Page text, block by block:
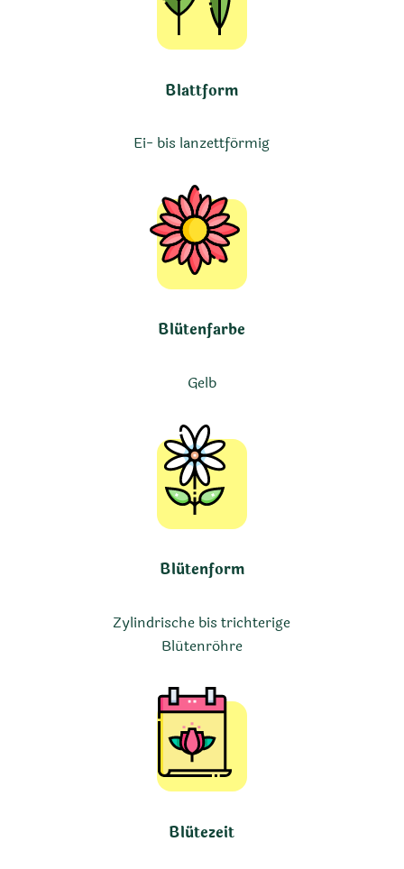
Blattform
Ei- bis lanzettförmig
Blütenfarbe
Gelb
Blütenform
Zylindrische bis trichterige
Blütenröhre
Blütezeit